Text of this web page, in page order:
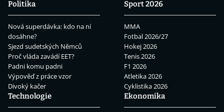
Politika
Nová superdávka: kdo na ní
dosáhne?
Sjezd sudetských Němců
Proč vláda zavádí EET?
Padni komu padni
Výpověď z práce vzor
Divoký kačer
Sport 2026
MMA
Fotbal 2026/27
Hokej 2026
Tenis 2026
F1 2026
Atletika 2026
Cyklistika 2026
Technologie
Ekonomika